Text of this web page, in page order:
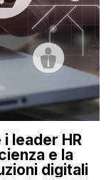
leader HR
e la
digitali